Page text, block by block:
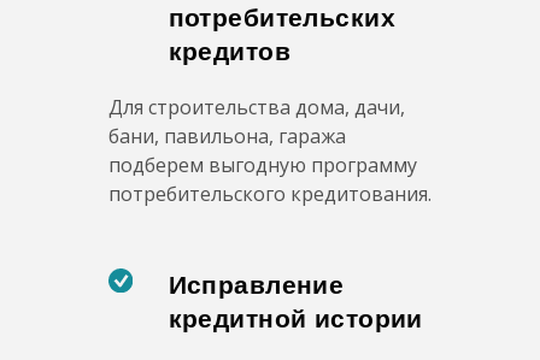
потребительских
кредитов
Для строительства дома, дачи,
бани, павильона, гаража
подберем выгодную программу
потребительского кредитования.
Исправление
кредитной истории